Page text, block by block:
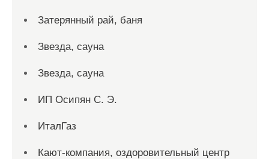
Затерянный рай, баня
Звезда, сауна
Звезда, сауна
ИП Осипян С. Э.
ИталГаз
Кают-компания, оздоровительный центр